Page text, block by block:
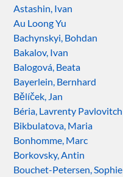
Astashin, Ivan
Au Loong Yu
Bachynskyi, Bohdan
Bakalov, Ivan
Balogová, Beata
Bayerlein, Bernhard
Bělíček, Jan
Béria, Lavrenty Pavlovitch
Bikbulatova, Maria
Bonhomme, Marc
Borkovsky, Antin
Bouchet-Petersen, Sophie